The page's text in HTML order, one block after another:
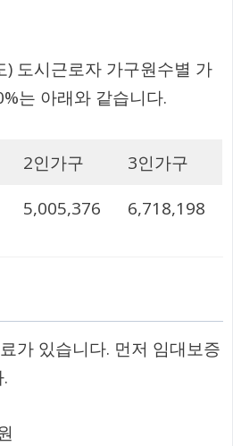
도시근로자 가구원수별 가
는 아래와 같습니다.
2인가구
3인가구
5,005,376 6,718,198
가 있습니다. 먼저 임대보증